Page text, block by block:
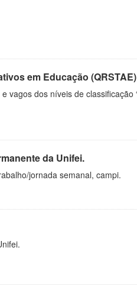
em Educação (QRSTAE)
dos níveis de classificação
da Unifei.
jornada semanal, campi.